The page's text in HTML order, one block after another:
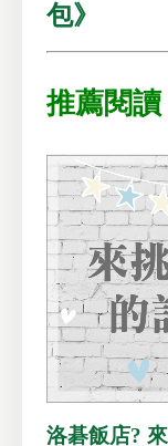
包》
推薦閱讀
洛碁飯店?